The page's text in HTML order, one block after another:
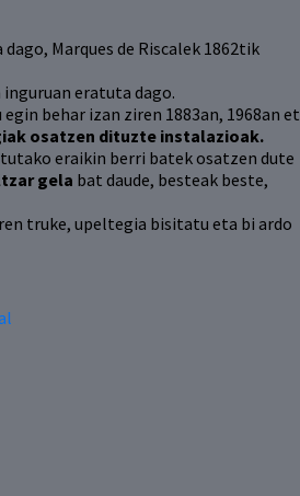
Marques de Riscalek 1862tik
eratuta dago.
behar izan ziren 1883an, 1968an
osatzen dituzte instalazioak.
eraikin berri batek osatzen dute
gela bat daude, besteak beste,
truke, upeltegia bisitatu eta bi ardo